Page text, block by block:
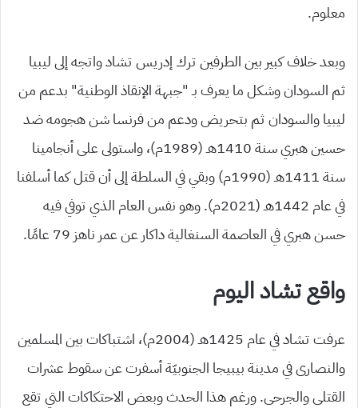
معلوم.
وبعد خلاف كبير بين الطرفين ترك إدريس تشاد واتجه إلى ليبيا
ثم السودان وشكل ما يعرف بـ “جبهة الإنقاذ الوطنية” بدعم من
ليبيا والسودان ثم بتحريض ودعم من فرنسا شن هجومه ضد
حسين هبري سنة 1410هـ (1989م)، واستولى على أنجامينا
سنة 1411هـ (1990م) وبقي في السلطة إلى أن قتل كما أسلفنا
في عام 1442هـ (2021م). وهو نفس العام الذي توفي فيه
حسن هبري في العاصمة السنغالية داكار عن عمر ناهز 79 عامًا.
واقع تشاد اليوم
عرفت تشاد في عام 1425هـ (2004م)، اشتباكات بين المسلمين
والنصارى في مدينة بيبيجا الجنوبيّة أسفرت عن سقوط عشرات
القتلى والجرحى. ورغم هذا الحدث وبعض الاحتكاكات التي تقع